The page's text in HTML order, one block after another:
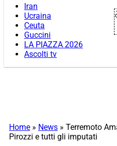
Iran
Ucraina
Ceuta
Guccini
LA PIAZZA 2026
Ascolti tv
Home » News » Terremoto
Pirozzi e tutti gli imputati